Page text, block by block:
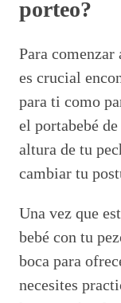
porteo?
Para comenzar
es crucial
para ti como
el portabebé
altura de tu
cambiar tu
Una vez que
bebé con tu
boca para
necesites